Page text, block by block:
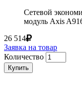
Сетевой
модуль Axis
26 514
Заявка на товар
Количество
Купить